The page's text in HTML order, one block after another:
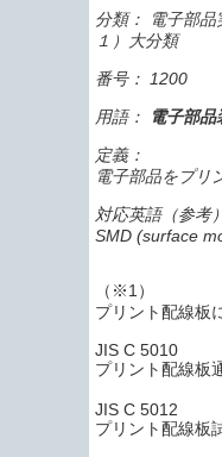
分類： 電子部
１）大分類
番号： 1200
用語：
電子部品
定義：
電子部品をプリ
対応英語（参考
SMD (surface
（※1）
プリント配線板
JIS C 5010
プリント配線板
JIS C 5012
プリント配線板